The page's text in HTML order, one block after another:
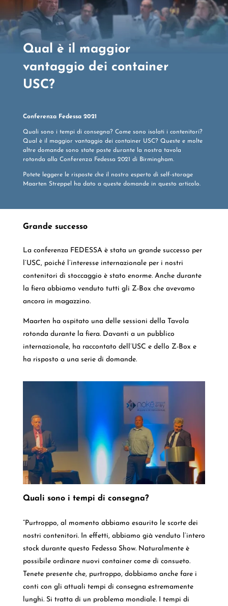
Qual è il maggior
vantaggio dei container
USC?
Conferenza Fedessa 2021
Quali sono i tempi di consegna? Come sono isolati i contenitori?
Qual è il maggior vantaggio dei container USC? Queste e molte
altre domande sono state poste durante la nostra tavola
rotonda alla Conferenza Fedessa 2021 di Birmingham.
Potete leggere le risposte che il nostro esperto di self-storage
Maarten Streppel ha dato a queste domande in questo articolo.
Grande successo
La conferenza FEDESSA è stata un grande successo per
l’USC, poiché l’interesse internazionale per i nostri
contenitori di stoccaggio è stato enorme. Anche durante
la fiera abbiamo venduto tutti gli Z-Box che avevamo
ancora in magazzino.
Maarten ha ospitato una delle sessioni della Tavola
rotonda durante la fiera. Davanti a un pubblico
internazionale, ha raccontato dell’USC e dello Z-Box e
ha risposto a una serie di domande.
Quali sono i tempi di consegna?
“Purtroppo, al momento abbiamo esaurito le scorte dei
nostri contenitori. In effetti, abbiamo già venduto l’intero
stock durante questo Fedessa Show. Naturalmente è
possibile ordinare nuovi container come di consueto.
Tenete presente che, purtroppo, dobbiamo anche fare i
conti con gli attuali tempi di consegna estremamente
lunghi. Si tratta di un problema mondiale. I tempi di